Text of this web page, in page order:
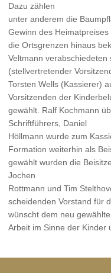
Dazu zählen
unter anderem die
Gewinn des
die Ortsgrenzen hinaus
Veltmann
(stellvertretender
Torsten Wells (Kassierer)
Vorsitzenden der
gewählt. Ralf Kochmann
Schriftführers, Daniel
Höllmann wurde zum
Formation weiterhin als
gewählt wurden die
Jochen
Rottmann und Tim
scheidenden Vorstand für
wünscht dem neu
Arbeit im Sinne der Kinder